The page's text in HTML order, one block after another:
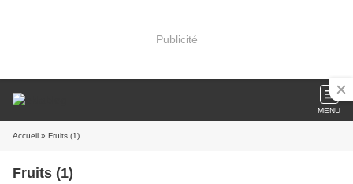
Publicité
MENU
Accueil » Fruits (1)
Fruits (1)